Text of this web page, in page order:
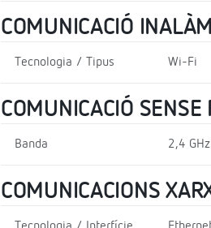
COMUNICACIÓ
Tecnologia / Tipus Wi-Fi
COMUNICACIÓ SENSE
Banda 2,4 GHz
COMUNICACIONS